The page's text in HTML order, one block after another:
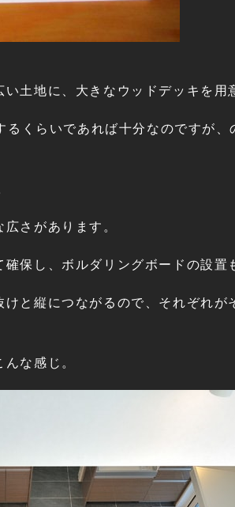
土地に、大きなウッドデッキを用
くらいであれば十分なのですが、
さがあります。
保し、ボルダリングボードの設置
と縦につながるので、それぞれが
な感じ。